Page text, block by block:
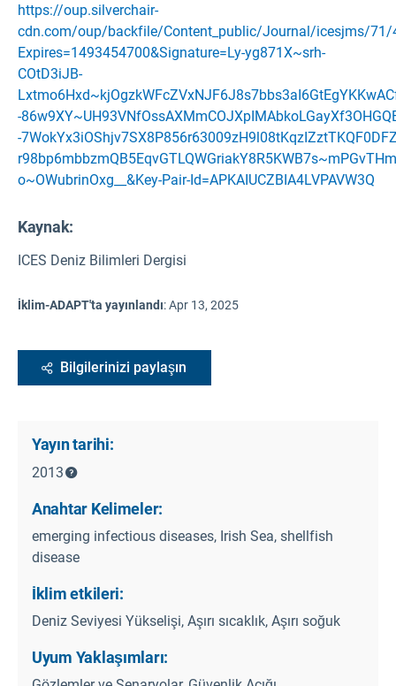
https://oup.silverchair-
cdn.com/oup/backfile/Content_public/Journal/icesjms/
Expires=1493454700&Signature=Ly-yg871X~srh-
COtD3iJB-
-
-
o~OWubrinOxg__&Key-Pair-Id=APKAIUCZBIA4LVPAVW3Q
Kaynak:
ICES Deniz Bilimleri Dergisi
İklim-ADAPT'ta yayınlandı:Apr 13, 2025
Bilgilerinizi paylaşın
Yayın tarihi:
2013
Anahtar Kelimeler:
emerging infectious diseases, Irish Sea, shellfish
disease
İklim etkileri:
Deniz Seviyesi Yükselişi, Aşırı sıcaklık, Aşırı soğuk
Uyum Yaklaşımları: